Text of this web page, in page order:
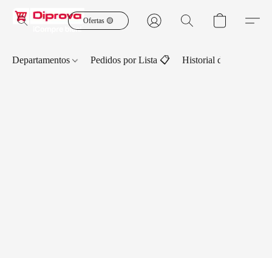
Ofertas 🟡
Departamentos Pedidos por Lista 📋 Historial de Pedidos